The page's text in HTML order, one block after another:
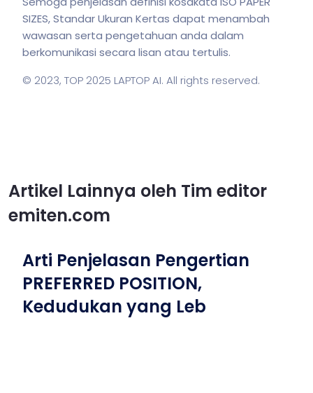
SIZES, Standar Ukuran Kertas dapat menambah
wawasan serta pengetahuan anda dalam
berkomunikasi secara lisan atau tertulis.
© 2023, TOP 2025 LAPTOP AI. All rights reserved.
Artikel Lainnya oleh Tim editor
emiten.com
Arti Penjelasan Pengertian
PREFERRED POSITION,
Kedudukan yang Leb